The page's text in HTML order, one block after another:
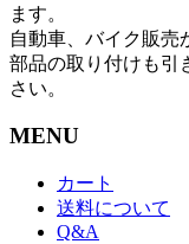
ます。
自動車、バイク販売
部品の取り付けも引
さい。
MENU
カート
送料について
Q&A